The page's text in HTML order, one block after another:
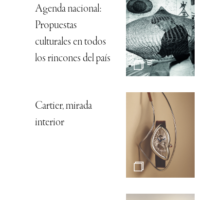
Agenda nacional:
Propuestas
culturales en todos
los rincones del país
Cartier, mirada
interior